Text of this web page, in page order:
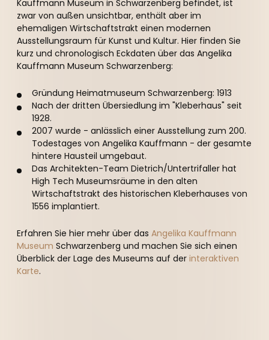
----
Kauffmann Museum in Schwarzenberg befindet, ist
zwar von außen unsichtbar, enthält aber im
ehemaligen Wirtschaftstrakt einen modernen
Ausstellungsraum für Kunst und Kultur. Hier finden Sie
kurz und chronologisch Eckdaten über das Angelika
Kauffmann Museum Schwarzenberg:
Gründung Heimatmuseum Schwarzenberg: 1913
Nach der dritten Übersiedlung im "Kleberhaus" seit
1928.
2007 wurde - anlässlich einer Ausstellung zum 200.
Todestages von Angelika Kauffmann - der gesamte
hintere Hausteil umgebaut.
Das Architekten-Team Dietrich/Untertrifaller hat
High Tech Museumsräume in den alten
Wirtschaftstrakt des historischen Kleberhauses von
1556 implantiert.
Erfahren Sie hier mehr über das Angelika Kauffmann
Museum Schwarzenberg und machen Sie sich einen
Überblick der Lage des Museums auf der interaktiven
Karte.